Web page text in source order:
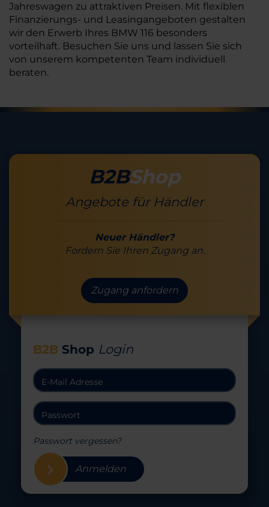
Jahreswagen zu attraktiven Preisen. Mit flexiblen
Finanzierungs- und Leasingangeboten gestalten
wir den Erwerb Ihres BMW 116 besonders
vorteilhaft. Besuchen Sie uns und lassen Sie sich
von unserem kompetenten Team individuell
beraten.
B2BShop
Angebote für Händler
Neuer Händler?
Fordern Sie Ihren Zugang an.
Zugang anfordern
B2B Shop Login
Passwort vergessen?
Anmelden